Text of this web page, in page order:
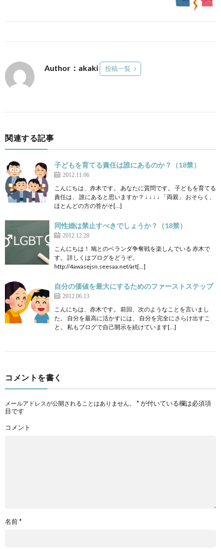
Author：akaki 投稿一覧
関連する記事
子どもを育てる責任は誰にあるのか？（18禁）
2012.11.06
こんにちは、赤木です。 あなたに質問です。 子どもを育てる
責任は、 誰にあると思いますか？ ↓ ↓ ↓ ↓ 「両親」 おそらく、
ほとんどの方の答がそ[…]
同性婚は禁止すべきでしょうか？（18禁）
2012.12.28
こんにちは！ 鳩とのベランダ争奪戦を楽しんでいる 赤木で
す。 詳しくはブログをどうぞ。
http://4awasejsn.seesaa.net/art[…]
自分の価値を最大にするためのファーストステップ
2012.06.13
こんにちは、赤木です。 前回、次のようなことを言いまし
た。 自分を最高に活かすには、 自分を完全にさらけ出すこ
と。 私もブログで自己開示を続けています[…]
コメントを書く
メールアドレスが公開されることはありません。 *が付いている欄は必須項
目です
コメント
名前*